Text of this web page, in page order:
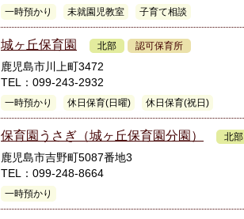
一時預かり 未就園児教室 子育て相談
城ヶ丘保育園 北部 認可保育所
鹿児島市川上町3472
TEL：099-243-2932
一時預かり 休日保育(日曜) 休日保育(祝日)
保育園うさぎ（城ヶ丘保育園分園） 北部
鹿児島市吉野町5087番地3
TEL：099-248-8664
一時預かり